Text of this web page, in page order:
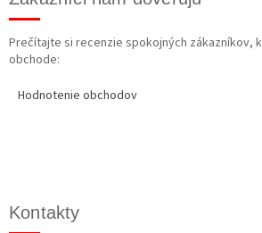
Prečítajte si recenzie spokojných zákazníkov,
obchode:
Hodnotenie obchodov
Kontakty